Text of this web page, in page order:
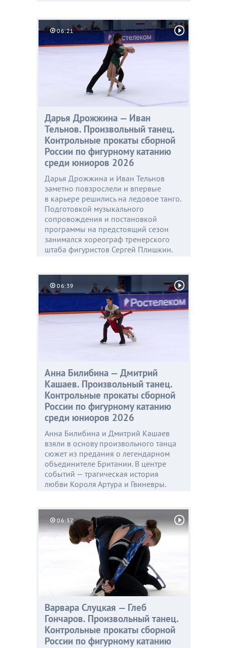
06:21
Дарья Дрожжина — Иван
Тельнов. Произвольный танец.
Контрольные прокаты сборной
России по фигурному катанию
среди юниоров 2026
Дарья Дрожжина и Иван Тельнов
заметно повзрослели и впервые
в карьере решились на ледовое танго.
Подготовкой музыкального
сопровождения и постановкой
программы на предстоящий сезон
занимался хореограф тренерского
штаба фигуристов Сергей Плишкин.
06:39
Анна Билибина — Дмитрий
Кашаев. Произвольный танец.
Контрольные прокаты сборной
России по фигурному катанию
среди юниоров 2026
Анна Билибина и Дмитрий Кашаев
взяли в основу произвольного танца
сюжет из предания о легендарном
объединителе Британии. В центре
событий — трагическая история
любви Короля Артура и Гвиневры.
06:37
Варвара Слуцкая — Глеб
Гончаров. Произвольный танец.
Контрольные прокаты сборной
России по фигурному катанию